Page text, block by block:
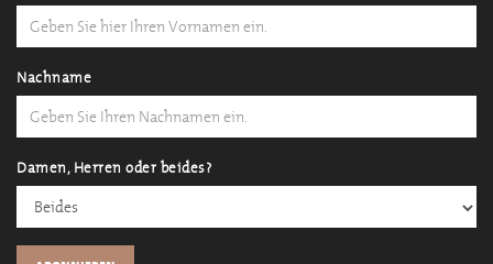
Nachname
Damen, Herren oder beides?